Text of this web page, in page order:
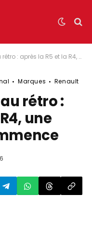
R5 et la R4, une nouvelle ère commence
Marques Renault
rétro :
une